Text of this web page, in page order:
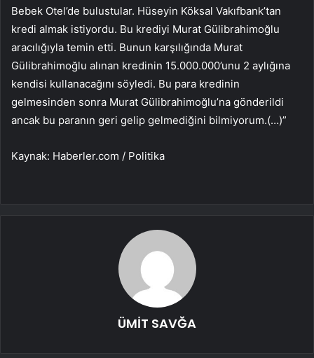
Bebek Otel’de bulustular. Hüseyin Köksal Vakıfbank’tan
kredi almak istiyordu. Bu krediyi Murat Gülibrahimoğlu
aracılığıyla temin etti. Bunun karşılığında Murat
Gülibrahimoğlu alınan kredinin 15.000.000’unu 2 aylığına
kendisi kullanacağını söyledi. Bu para kredinin
gelmesinden sonra Murat Gülibrahimoğlu’na gönderildi
ancak bu paranın geri gelip gelmediğini bilmiyorum.(…)”
Kaynak: Haberler.com / Politika
ÜMİT SAVĞA